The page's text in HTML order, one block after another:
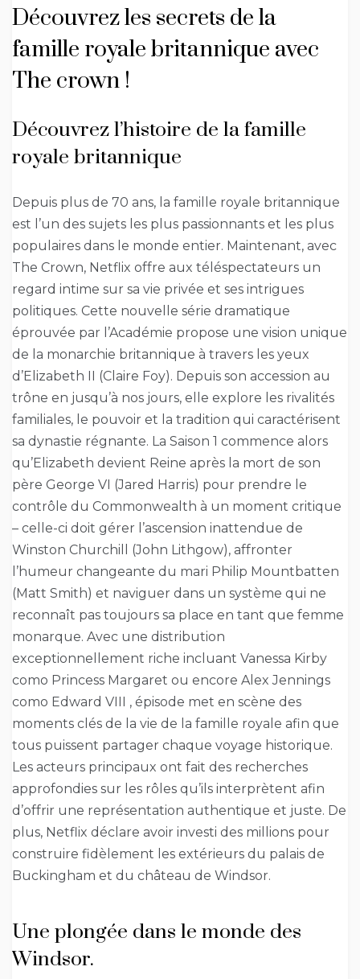
Découvrez les secrets de la
famille royale britannique avec
The crown !
Découvrez l’histoire de la famille
royale britannique
Depuis plus de 70 ans, la famille royale britannique
est l’un des sujets les plus passionnants et les plus
populaires dans le monde entier. Maintenant, avec
The Crown, Netflix offre aux téléspectateurs un
regard intime sur sa vie privée et ses intrigues
politiques. Cette nouvelle série dramatique
éprouvée par l’Académie propose une vision unique
de la monarchie britannique à travers les yeux
d’Elizabeth II (Claire Foy). Depuis son accession au
trône en jusqu’à nos jours, elle explore les rivalités
familiales, le pouvoir et la tradition qui caractérisent
sa dynastie régnante. La Saison 1 commence alors
qu’Elizabeth devient Reine après la mort de son
père George VI (Jared Harris) pour prendre le
contrôle du Commonwealth à un moment critique
– celle-ci doit gérer l’ascension inattendue de
Winston Churchill (John Lithgow), affronter
l’humeur changeante du mari Philip Mountbatten
(Matt Smith) et naviguer dans un système qui ne
reconnaît pas toujours sa place en tant que femme
monarque. Avec une distribution
exceptionnellement riche incluant Vanessa Kirby
como Princess Margaret ou encore Alex Jennings
como Edward VIII , épisode met en scène des
moments clés de la vie de la famille royale afin que
tous puissent partager chaque voyage historique.
Les acteurs principaux ont fait des recherches
approfondies sur les rôles qu’ils interprètent afin
d’offrir une représentation authentique et juste. De
plus, Netflix déclare avoir investi des millions pour
construire fidèlement les extérieurs du palais de
Buckingham et du château de Windsor.
Une plongée dans le monde des
Windsor.